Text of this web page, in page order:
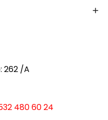
262 /A
480 60 24